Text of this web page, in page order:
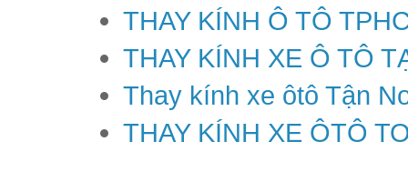
THAY KÍNH Ô TÔ
THAY KÍNH XE Ô TÔ
Thay kính xe ôtô Tận
THAY KÍNH XE ÔTÔ